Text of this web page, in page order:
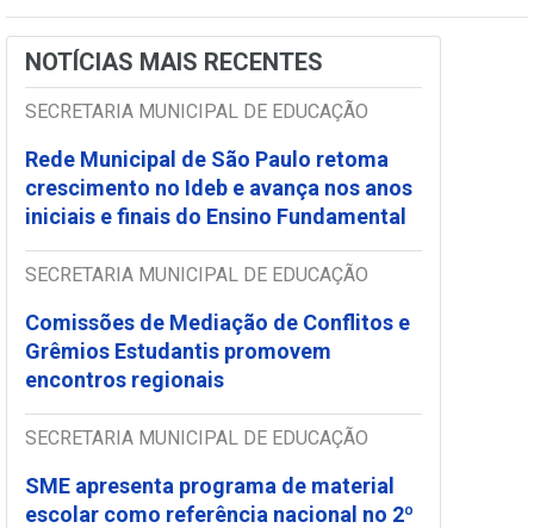
NOTÍCIAS MAIS RECENTES
SECRETARIA MUNICIPAL DE EDUCAÇÃO
Rede Municipal de São Paulo retoma
crescimento no Ideb e avança nos anos
iniciais e finais do Ensino Fundamental
SECRETARIA MUNICIPAL DE EDUCAÇÃO
Comissões de Mediação de Conflitos e
Grêmios Estudantis promovem
encontros regionais
SECRETARIA MUNICIPAL DE EDUCAÇÃO
SME apresenta programa de material
escolar como referência nacional no 2º